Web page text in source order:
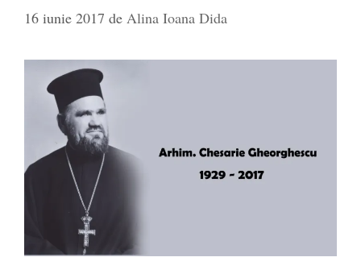
16 iunie 2017 de Alina Ioana Dida